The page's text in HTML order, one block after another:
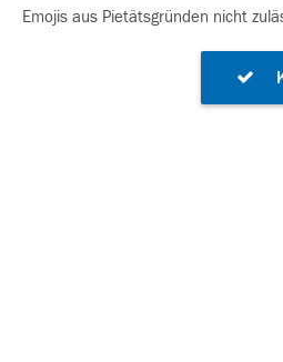
Emojis aus Pietätsgründen nicht